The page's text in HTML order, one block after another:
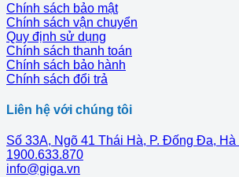
Chính sách bảo mật
Chính sách vận chuyển
Quy định sử dụng
Chính sách thanh toán
Chính sách bảo hành
Chính sách đổi trả
Liên hệ với chúng tôi
Số 33A, Ngõ 41 Thái Hà, P. Đống Đa, Hà
1900.633.870
info@giga.vn